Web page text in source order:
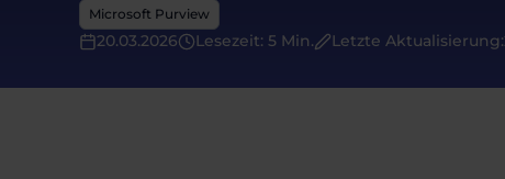
Microsoft Purview
20.03.2026 Lesezeit: 5 Min. Letzte Aktualisierung: